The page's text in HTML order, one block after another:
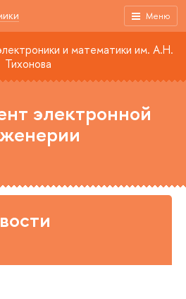
Меню
и математики им. А.Н.
Тихонова
электронной